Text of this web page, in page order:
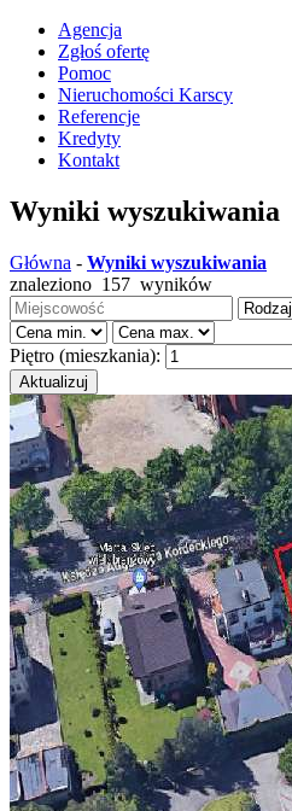
Agencja
Zgłoś ofertę
Pomoc
Nieruchomości Karscy
Referencje
Kredyty
Kontakt
Wyniki wyszukiwania
Główna - Wyniki wyszukiwania
znaleziono 157 wyników
Piętro (mieszkania):